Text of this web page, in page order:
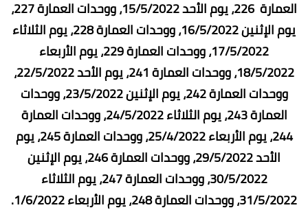
العمارة 226، يوم الأحد 15/5/2022، ووحدات العمارة 227،
يوم الإثنين 16/5/2022، ووحدات العمارة 228، يوم الثلاثاء
17/5/2022، ووحدات العمارة 229، يوم الأربعاء
18/5/2022، ووحدات العمارة 241، يوم الأحد 22/5/2022،
ووحدات العمارة 242، يوم الإثنين 23/5/2022، ووحدات
العمارة 243، يوم الثلاثاء 24/5/2022، ووحدات العمارة
244، يوم الأربعاء 25/4/2022، ووحدات العمارة 245، يوم
الأحد 29/5/2022، ووحدات العمارة 246، يوم الإثنين
30/5/2022، ووحدات العمارة 247، يوم الثلاثاء
31/5/2022، ووحدات العمارة 248، يوم الأربعاء 1/6/2022.